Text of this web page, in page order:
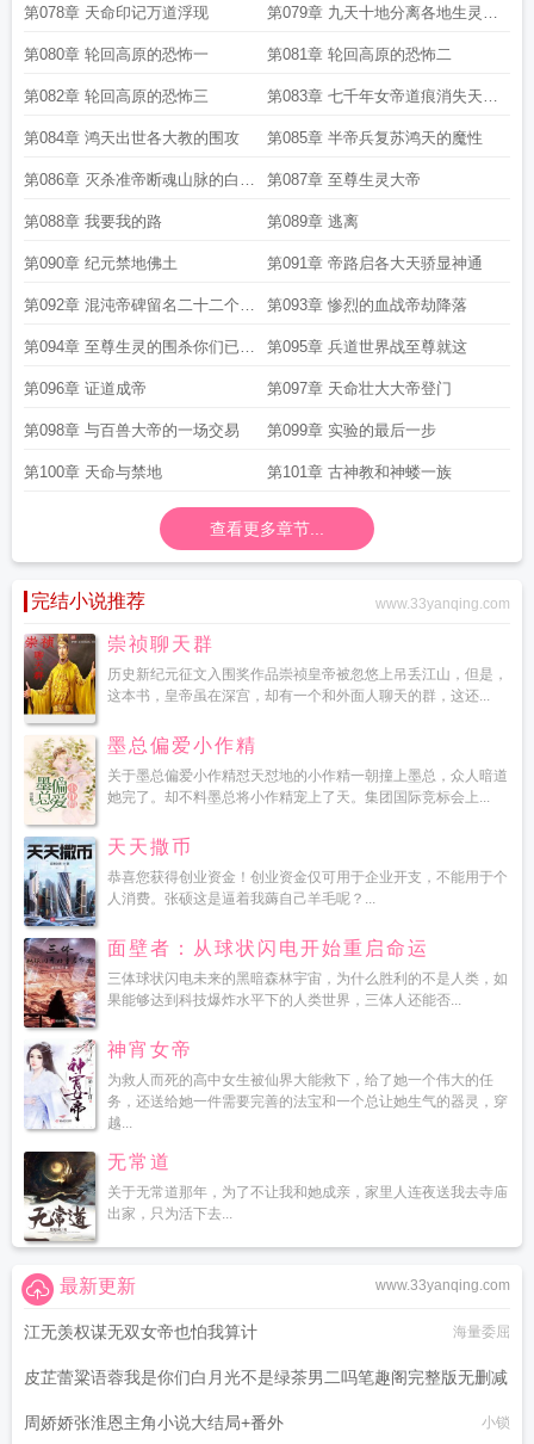
第078章 天命印记万道浮现 第079章 九天十地分离各地生灵齐
聚九幽天
第080章 轮回高原的恐怖一 第081章 轮回高原的恐怖二
第082章 轮回高原的恐怖三 第083章 七千年女帝道痕消失天命
再现
第084章 鸿天出世各大教的围攻 第085章 半帝兵复苏鸿天的魔性
第086章 灭杀准帝断魂山脉的白骨
帝兵至
第087章 至尊生灵大帝
第088章 我要我的路 第089章 逃离
第090章 纪元禁地佛土 第091章 帝路启各大天骄显神通
第092章 混沌帝碑留名二十二个生
灵
第093章 惨烈的血战帝劫降落
第094章 至尊生灵的围杀你们已经
被我包围了
第095章 兵道世界战至尊就这
第096章 证道成帝 第097章 天命壮大大帝登门
第098章 与百兽大帝的一场交易 第099章 实验的最后一步
第100章 天命与禁地 第101章 古神教和神蝼一族
查看更多章节...
完结小说推荐 www.33yanqing.com
崇祯聊天群
历史新纪元征文入围奖作品崇祯皇帝被忽悠上吊丢江山，但是，
这本书，皇帝虽在深宫，却有一个和外面人聊天的群，这还...
墨总偏爱小作精
关于墨总偏爱小作精怼天怼地的小作精一朝撞上墨总，众人暗道
她完了。却不料墨总将小作精宠上了天。集团国际竞标会上...
天天撒币
恭喜您获得创业资金！创业资金仅可用于企业开支，不能用于个
人消费。张硕这是逼着我薅自己羊毛呢？...
面壁者：从球状闪电开始重启命运
三体球状闪电未来的黑暗森林宇宙，为什么胜利的不是人类，如
果能够达到科技爆炸水平下的人类世界，三体人还能否...
神宵女帝
为救人而死的高中女生被仙界大能救下，给了她一个伟大的任
务，还送给她一件需要完善的法宝和一个总让她生气的器灵，穿
越...
无常道
关于无常道那年，为了不让我和她成亲，家里人连夜送我去寺庙
出家，只为活下去...
www.33yanqing.com
最新更新
江无羡权谋无双女帝也怕我算计 海量委屈
皮芷蕾粱语蓉我是你们白月光不是绿茶男二吗笔趣阁完整版无删减
猫二呀
周娇娇张淮恩主角小说大结局+番外 小锁